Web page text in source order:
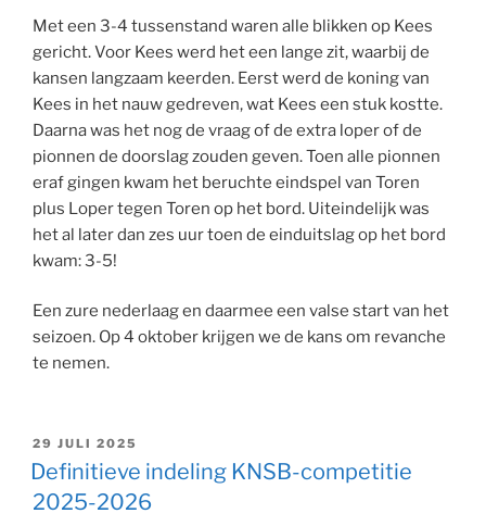
Met een 3-4 tussenstand waren alle blikken op Kees
gericht. Voor Kees werd het een lange zit, waarbij de
kansen langzaam keerden. Eerst werd de koning van
Kees in het nauw gedreven, wat Kees een stuk kostte.
Daarna was het nog de vraag of de extra loper of de
pionnen de doorslag zouden geven. Toen alle pionnen
eraf gingen kwam het beruchte eindspel van Toren
plus Loper tegen Toren op het bord. Uiteindelijk was
het al later dan zes uur toen de einduitslag op het bord
kwam: 3-5!
Een zure nederlaag en daarmee een valse start van het
seizoen. Op 4 oktober krijgen we de kans om revanche
te nemen.
GEPLAATST
OP
29 JULI 2025
Definitieve indeling KNSB-competitie
2025-2026